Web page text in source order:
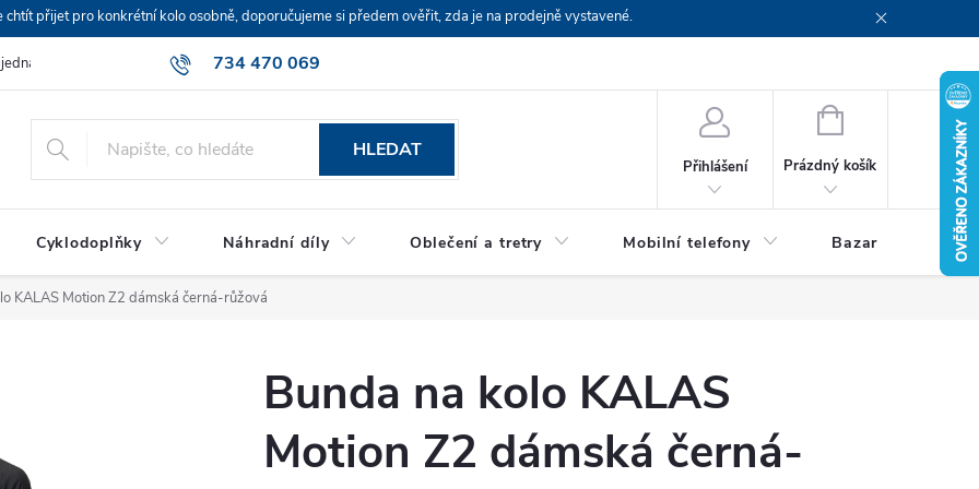
přijet pro konkrétní kolo osobně, doporučujeme si předem ověřit, zda je na prodejně vystavené.
734 470 069
HLEDAT
Přihlášení
NÁKUPNÍ
Prázdný košík
Cyklodoplňky Náhradní díly Oblečení a tretry Mobilní telefony Bazar Servis
KALAS Motion Z2 dámská černá-růžová
Bunda na kolo KALAS
Motion Z2 dámská černá-